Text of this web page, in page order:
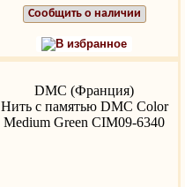
Сообщить о наличии
В избранное
DMC (Франция)
Нить с памятью DMC Color
Medium Green CIM09-6340